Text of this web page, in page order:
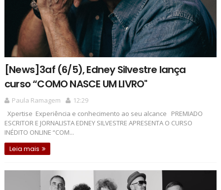
[News]3af (6/5), Edney Silvestre lança
curso “COMO NASCE UM LIVRO"
Paula Ramagem
12:29
Xpertise Experiência e conhecimento ao seu alcance PREMIADO
ESCRITOR E JORNALISTA EDNEY SILVESTRE APRESENTA O CURSO
INÉDITO ONLINE “COM...
Leia mais